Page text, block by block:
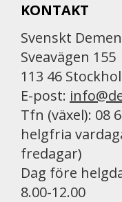
KONTAKT
Svenskt
Sveavägen 155
113 46
E-post:
Tfn (växel): 08
helgfria
fredagar)
Dag före
8.00-12.00